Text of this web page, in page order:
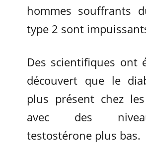
hommes souffrants
type 2 sont
Des scientifiques ont
découvert que le
plus présent chez
avec des
testostérone plus bas.